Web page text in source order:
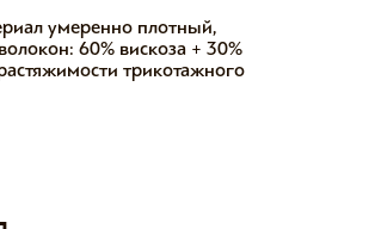
умеренно плотный,
60% вискоза + 30%
трикотажного